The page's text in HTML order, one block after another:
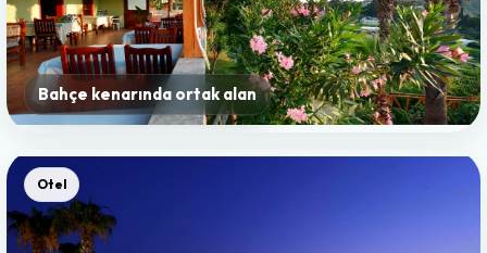
Bahçe kenarında ortak alan
Otel